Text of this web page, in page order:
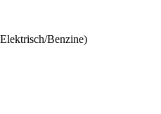
Benzine)